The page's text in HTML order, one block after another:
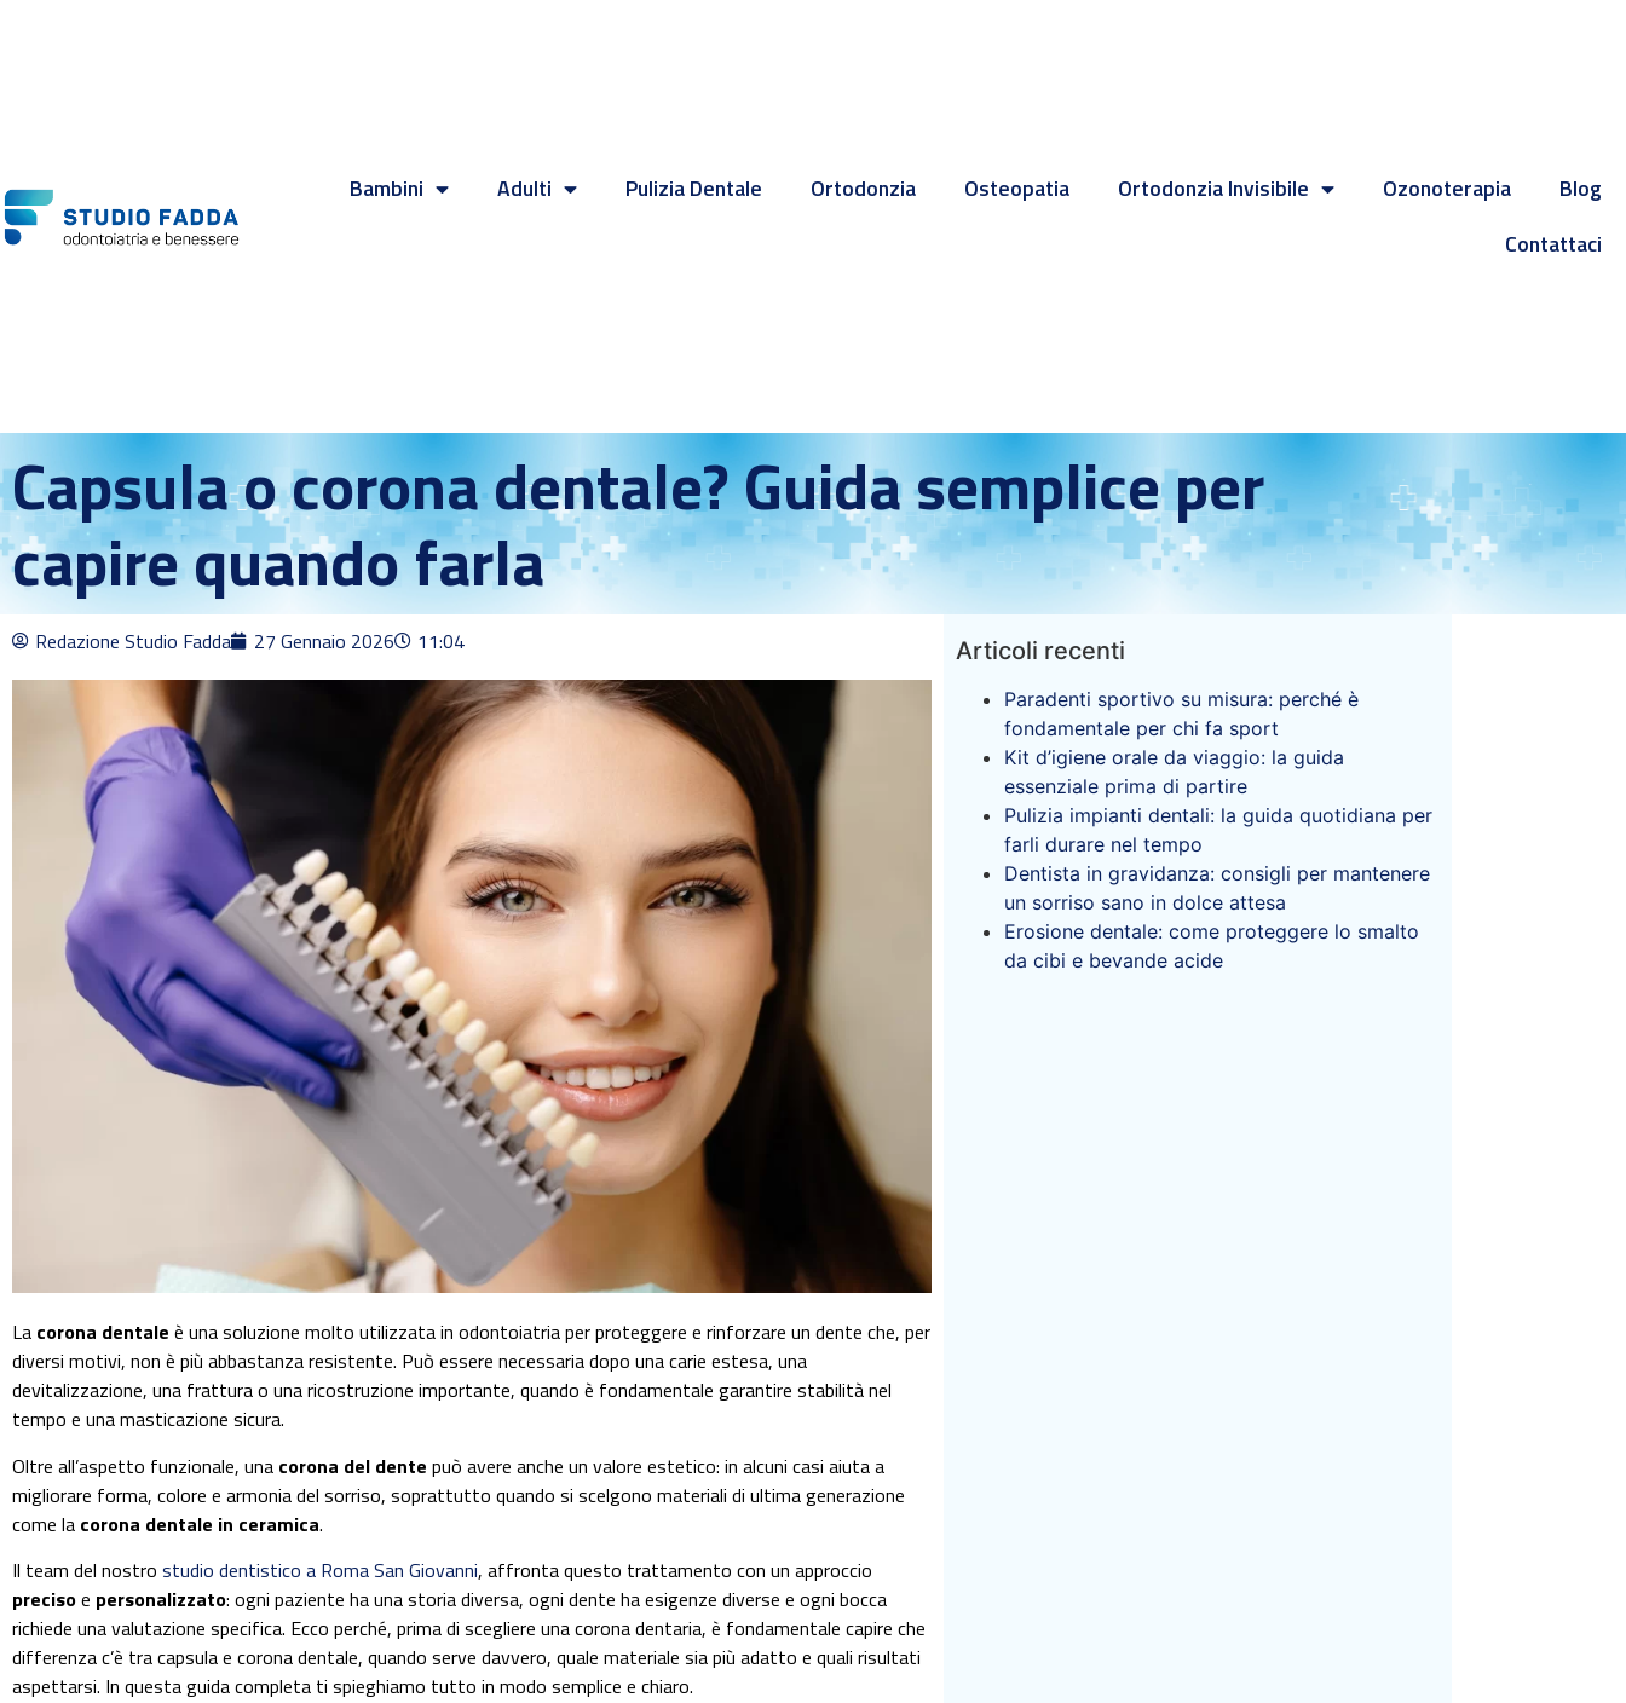
Bambini Adulti Pulizia Dentale Ortodonzia Osteopatia Ortodonzia Invisibile Ozonoterapia
Blog
Contattaci
Capsula o corona dentale? Guida semplice per
capire quando farla
Redazione Studio Fadda 27 Gennaio 2026 11:04
La corona dentale è una soluzione molto utilizzata in odontoiatria per proteggere e rinforzare un dente che, per
diversi motivi, non è più abbastanza resistente. Può essere necessaria dopo una carie estesa, una
devitalizzazione, una frattura o una ricostruzione importante, quando è fondamentale garantire stabilità nel
tempo e una masticazione sicura.
Oltre all’aspetto funzionale, una corona del dente può avere anche un valore estetico: in alcuni casi aiuta a
migliorare forma, colore e armonia del sorriso, soprattutto quando si scelgono materiali di ultima generazione
come la corona dentale in ceramica.
Il team del nostro studio dentistico a Roma San Giovanni, affronta questo trattamento con un approccio
precisoe personalizzato: ogni paziente ha una storia diversa, ogni dente ha esigenze diverse e ogni bocca
richiede una valutazione specifica. Ecco perché, prima di scegliere una corona dentaria, è fondamentale capire che
differenza c’è tra capsula e corona dentale, quando serve davvero, quale materiale sia più adatto e quali risultati
aspettarsi. In questa guida completa ti spieghiamo tutto in modo semplice e chiaro.
Articoli recenti
Paradenti sportivo su misura: perché è
fondamentale per chi fa sport
Kit d’igiene orale da viaggio: la guida
essenziale prima di partire
Pulizia impianti dentali: la guida quotidiana per
farli durare nel tempo
Dentista in gravidanza: consigli per mantenere
un sorriso sano in dolce attesa
Erosione dentale: come proteggere lo smalto
da cibi e bevande acide